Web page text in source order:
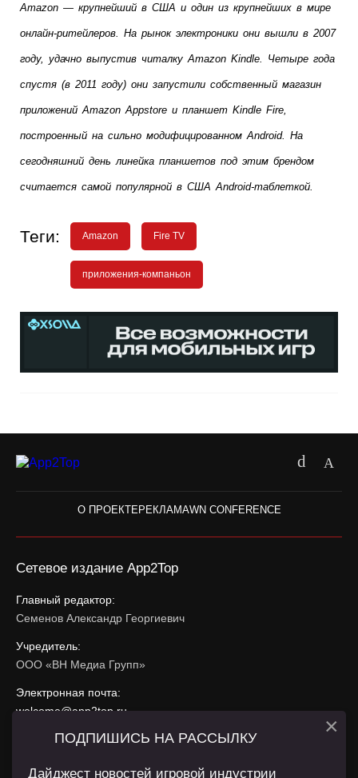
Amazon — крупнейший в США и один из крупнейших в мире
онлайн-ритейлеров. На рынок электроники они вышли в 2007
году, удачно выпустив читалку Amazon Kindle. Четыре года
спустя (в 2011 году) они запустили собственный магазин
приложений Amazon Appstore и планшет Kindle Fire,
построенный на сильно модифицированном Android. На
сегодняшний день линейка планшетов под этим брендом
считается самой популярной в США Android-таблеткой.
Теги: Amazon Fire TV
приложения-компаньон
О ПРОЕКТЕ РЕКЛАМАWN CONFERENCE
Сетевое издание App2Top
Главный редактор:
Семенов Александр Георгиевич
Учредитель:
ООО «ВН Медиа Групп»
Электронная почта:
welcome@app2top.ru
При использовании материалов активная ссылка на
ПОДПИШИСЬ НА РАССЫЛКУ
Дайджест новостей игровой индустрии
×